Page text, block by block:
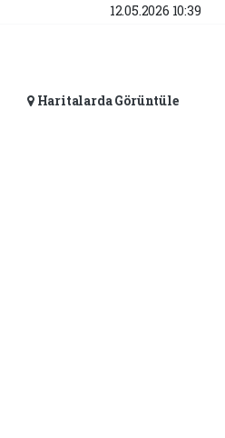
12.05.2026 10:39
Haritalarda Görüntüle